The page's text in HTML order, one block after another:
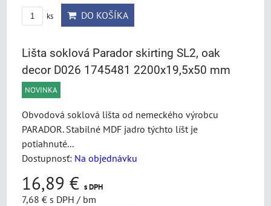
ks DO KOŠÍKA
Lišta soklová Parador skirting SL2, oak
decor D026 1745481 2200x19,5x50 mm
NOVINKA
Obvodová soklová lišta od nemeckého výrobcu
PARADOR. Stabilné MDF jadro týchto líšt je
potiahnuté...
Dostupnosť: Na objednávku
16,89 € s DPH
7,68 € s DPH / bm